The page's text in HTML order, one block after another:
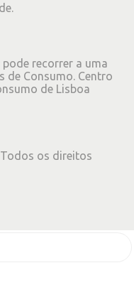
.
recorrer a uma
de Consumo. Centro
de Lisboa
os direitos